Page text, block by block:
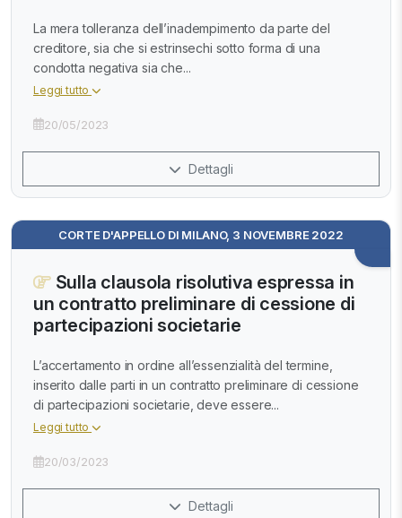
La mera tolleranza dell’inadempimento da parte del
creditore, sia che si estrinsechi sotto forma di una
condotta negativa sia che...
Leggi tutto
20/05/2023
Dettagli
CORTE D'APPELLO DI MILANO, 3 NOVEMBRE 2022
Sulla clausola risolutiva espressa in
un contratto preliminare di cessione di
partecipazioni societarie
L’accertamento in ordine all’essenzialità del termine,
inserito dalle parti in un contratto preliminare di cessione
di partecipazioni societarie, deve essere...
Leggi tutto
20/03/2023
Dettagli